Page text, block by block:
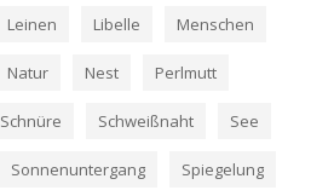
Leinen Libelle Menschen
Natur Nest Perlmutt
Schnüre Schweißnaht See
Sonnenuntergang Spiegelung